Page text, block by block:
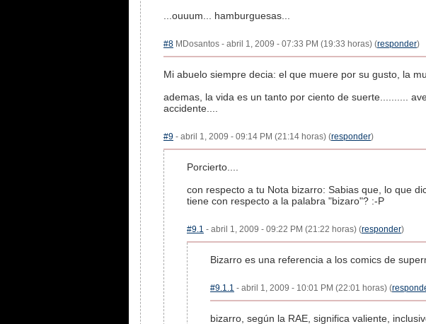
...ouuum... hamburguesas...
#8 MDosantos - abril 1, 2009 - 07:33 PM (19:33 horas) (responder)
Mi abuelo siempre decia: el que muere por su gusto, la
ademas, la vida es un tanto por ciento de suerte..........
accidente....
#9 - abril 1, 2009 - 09:14 PM (21:14 horas) (responder)
Porcierto....
con respecto a tu Nota bizarro: Sabias que, lo que
tiene con respecto a la palabra "bizaro"? :-P
#9.1 - abril 1, 2009 - 09:22 PM (21:22 horas) (responder)
Bizarro es una referencia a los comics de
#9.1.1 - abril 1, 2009 - 10:01 PM (22:01 horas) (
bizarro, según la RAE, significa valiente,